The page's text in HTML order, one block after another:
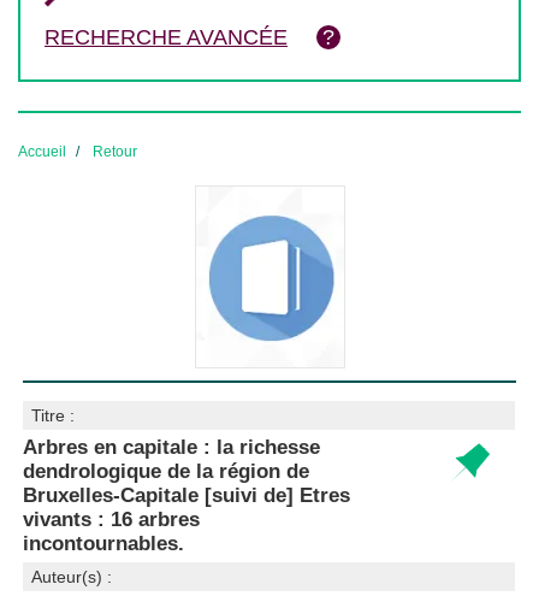
RECHERCHE AVANCÉE
Accueil Retour
Titre :
Arbres en capitale : la richesse
dendrologique de la région de
Bruxelles-Capitale [suivi de] Etres
vivants : 16 arbres
incontournables.
Auteur(s) :